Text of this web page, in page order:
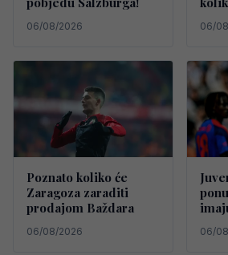
06/08/2026 06/
Poznato koliko će
Zaragoza zaraditi
prodajom Baždara
06/08/2026 06/